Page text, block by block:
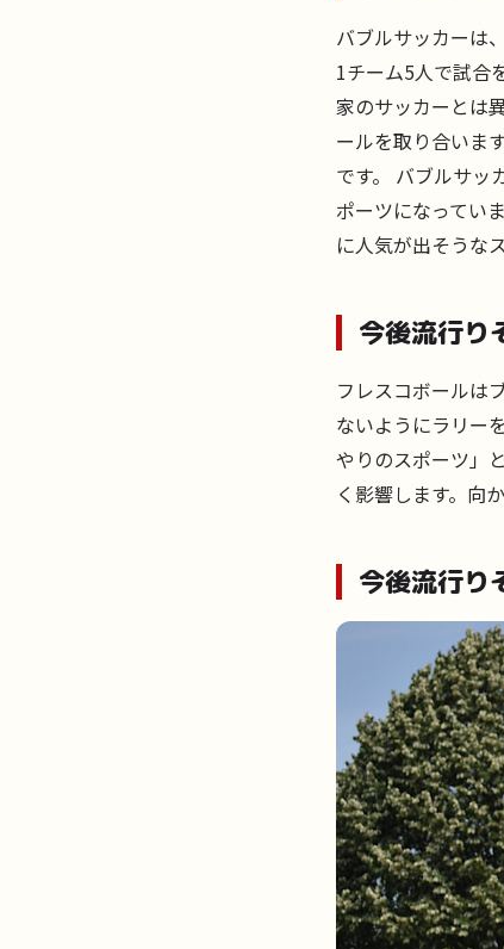
バブルサッカーは
1チーム5人で試合
家のサッカーとは
ールを取り合いま
です。 バブルサッ
ポーツになってい
に人気が出そうな
今後流行り
フレスコボールは
ないようにラリー
やりのスポーツ」
く影響します。向
今後流行り